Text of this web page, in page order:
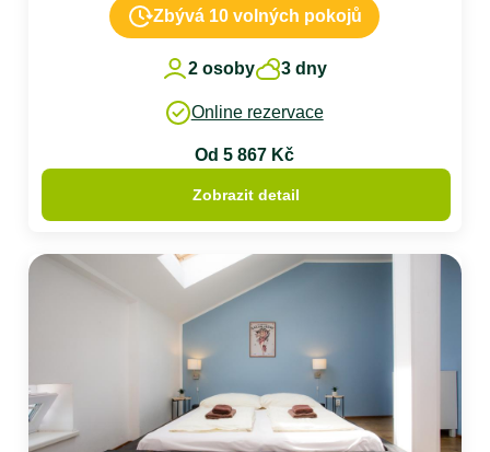
Zbývá 10 volných pokojů
2 osoby 3 dny
Online rezervace
Od 5 867 Kč
Zobrazit detail